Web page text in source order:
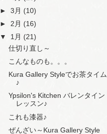
►3月 (10)
►2月 (16)
▼ 1月 (21)
仕切り直し～
こんなものも。。。
Kura Gallery Styleでお茶タイム
♪
Ypsilon's Kitchen バレンタイン
レッスン♪
これも漆器♪
ぜんざい～Kura Gallery Style